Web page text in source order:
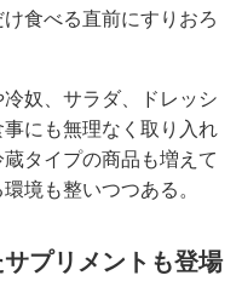
食べる直前にすりおろ
奴、サラダ、ドレッシ
にも無理なく取り入れ
タイプの商品も増えて
境も整いつつある。
プリメントも登場